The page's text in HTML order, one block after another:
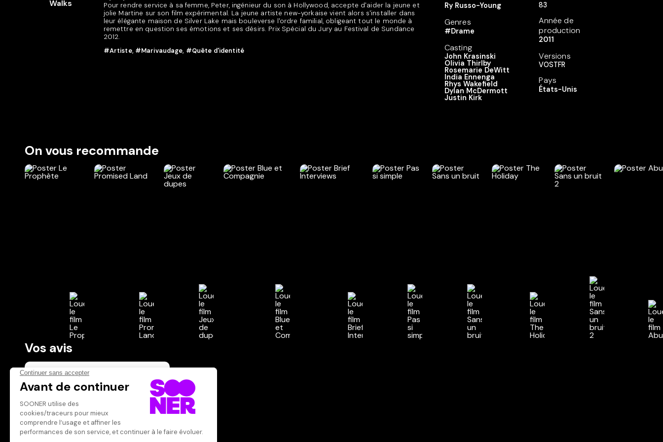
Pour rendre service à sa femme, Peter, ingénieur du son à Hollywood, accepte d'aider la jeune et
jolie Martine sur son film expérimental. La jeune artiste new-yorkaise vient alors s'installer dans
leur élégante maison de Silver Lake mais bouleverse l'ordre familial, obligeant tout le monde à
remettre en question ses émotions et ses désirs. Prix Spécial du Jury au Festival de Sundance
2012.
#Artiste, #Marivaudage, #Quête d'identité
Ry Russo-Young
Genres
#Drame
Casting
John Krasinski
Olivia Thirlby
Rosemarie DeWitt
India Ennenga
Rhys Wakefield
Dylan McDermott
Justin Kirk
83
Année de
production
2011
Versions
VOSTFR
Pays
États-Unis
On vous recommande
Vos avis
Donnez votre avis
Votre note
Votre commentaire
Il faut vous connecter pour
publier un avis